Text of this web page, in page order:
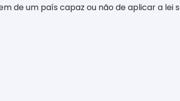
de um país capaz ou não de aplicar a